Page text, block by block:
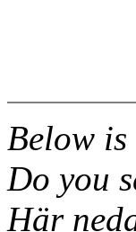
Below is
Do you
Här